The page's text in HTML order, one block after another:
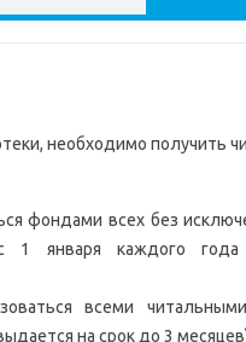
необходимо получить
фондами всех без
1 января каждого года
всеми
на срок до 3